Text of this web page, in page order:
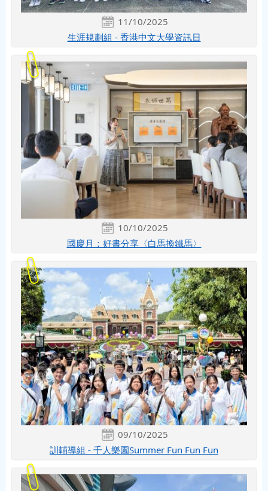
11/10/2025
生涯規劃組 - 香港中文大學資訊日
10/10/2025
國慶月：好書分享〈白馬換鐵馬〉
09/10/2025
訓輔導組 - 千人樂園Summer Fun Fun Fun